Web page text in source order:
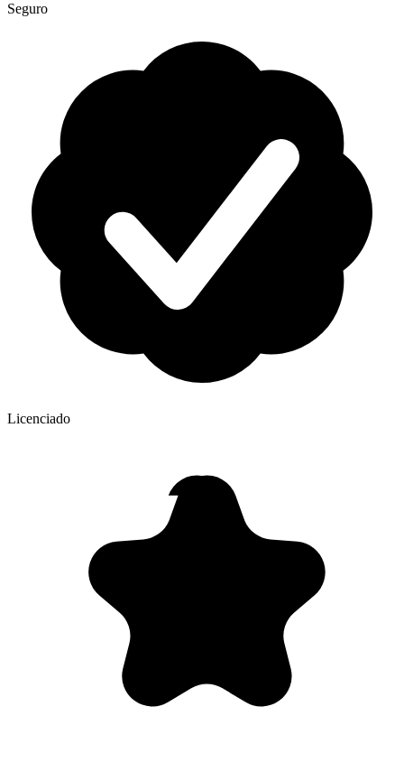
Seguro
Licenciado